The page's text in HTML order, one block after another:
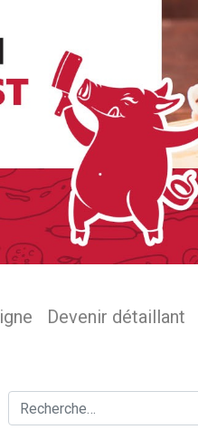
Devenir détaillant